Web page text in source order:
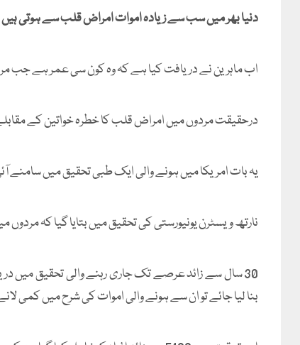
دنیا بھر میں سب سے زیادہ اموات امراض قلب سے ہوتی ہیں
اب ماہرین نے دریافت کیا ہے کہ وہ کون سی عمر ہے جب
درحقیقت مردوں میں امراض قلب کا خطرہ خواتین کے مقابلے میں 7 سال قبل ہی
یہ بات امریکا میں ہونے والی ایک طبی تحقیق میں سامنے
نارتھ ویسٹرن یونیورستی کی تحقیق میں بتایا گیا کہ مردوں میں امراض قلب کا خطرہ 30 سے 40
بنا لیا جائے تو ان سے ہونے والی اموات کی شرح میں کمی